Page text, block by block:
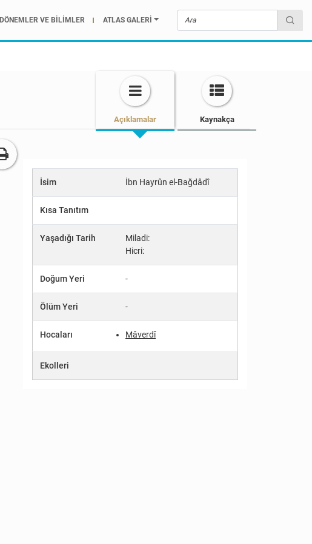
DÖNEMLER VE BİLİMLER ATLAS GALERİ
Açıklamalar Kaynakça
İsim İbn Hayrûn el-Bağdâdî
Kısa Tanıtım
Yaşadığı Tarih
Miladi:
Hicri:
Doğum Yeri -
Ölüm Yeri -
Hocaları Mâverdî
Ekolleri